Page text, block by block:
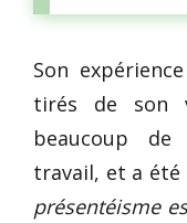
Son
tirés de son
beaucoup
travail, et a
présentéisme